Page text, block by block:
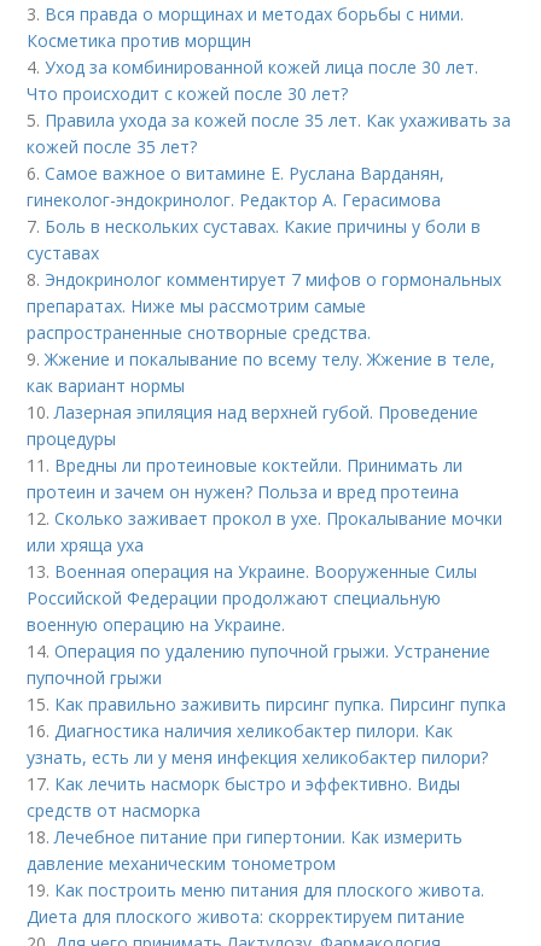
3. Вся правда о морщинах и методах борьбы с ними.
Косметика против морщин
4.Уход за комбинированной кожей лица после 30 лет.
Что происходит с кожей после 30 лет?
5. Правила ухода за кожей после 35 лет. Как ухаживать за
кожей после 35 лет?
6.Самое важное о витамине Е. Руслана Варданян,
гинеколог-эндокринолог. Редактор А. Герасимова
7. Боль в нескольких суставах. Какие причины у боли в
суставах
8. Эндокринолог комментирует 7 мифов о гормональных
препаратах. Ниже мы рассмотрим самые
распространенные снотворные средства.
9.Жжение и покалывание по всему телу. Жжение в теле,
как вариант нормы
10.Лазерная эпиляция над верхней губой. Проведение
процедуры
11. Вредны ли протеиновые коктейли. Принимать ли
протеин и зачем он нужен? Польза и вред протеина
12.Сколько заживает прокол в ухе. Прокалывание мочки
или хряща уха
13. Военная операция на Украине. Вооруженные Силы
Российской Федерации продолжают специальную
военную операцию на Украине.
14.Операция по удалению пупочной грыжи. Устранение
пупочной грыжи
15. Как правильно заживить пирсинг пупка. Пирсинг пупка
16.Диагностика наличия хеликобактер пилори. Как
узнать, есть ли у меня инфекция хеликобактер пилори?
17. Как лечить насморк быстро и эффективно. Виды
средств от насморка
18.Лечебное питание при гипертонии. Как измерить
давление механическим тонометром
19. Как построить меню питания для плоского живота.
Диета для плоского живота: скорректируем питание